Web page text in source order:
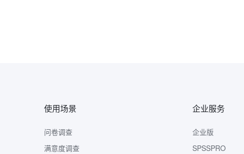
使用场景
问卷调查
满意度调查
企业服务
企业版
SPSSPRO